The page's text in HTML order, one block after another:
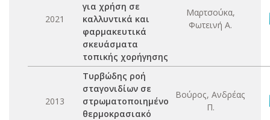
2021
για χρήση σε
καλλυντικά και
φαρμακευτικά
σκευάσματα
τοπικής χορήγησης
Μαρτσούκα,
Φωτεινή Α.
2013
Τυρβώδης ροή
σταγονιδίων σε
στρωματοποιημένο
θερμοκρασιακό
Βούρος, Ανδρέας
Π.